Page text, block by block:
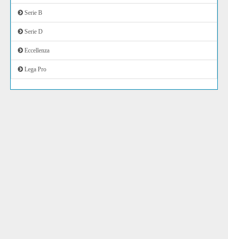
Serie B
Serie D
Eccellenza
Lega Pro